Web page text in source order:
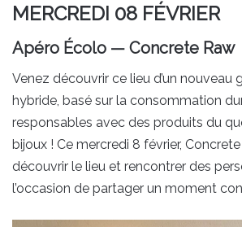
MERCREDI 08 FÉVRIER
Apéro Écolo — Concrete Raw
Venez découvrir ce lieu d’un nouveau
hybride, basé sur la consommation
responsables avec des produits du
bijoux ! Ce mercredi 8 février,
découvrir le lieu et rencontrer des
l’occasion de partager un moment